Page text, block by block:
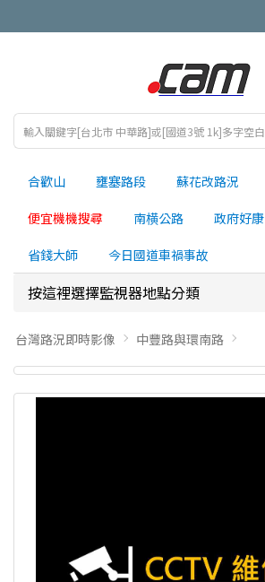
合歡山 壅塞路段 蘇花改路況
便宜機機搜尋 南横公路 政府好康
省錢大師 今日國道車禍事故
按這裡選擇監視器地點分類
台灣路況即時影像 中豐路與環南路